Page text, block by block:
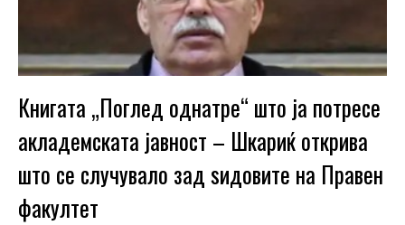
Книгата „Поглед однатре“ што ја потресе
акладемската јавност – Шкариќ открива
што се случувало зад ѕидовите на Правен
факултет